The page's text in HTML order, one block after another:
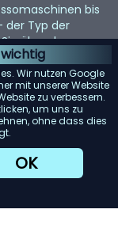
Wir nutzen Google
mit unserer Website
zu verbessern.
um uns zu
ohne dass dies
OK
bis
der Typ der
über den
kann
Maschine mit
Kaffee.
Kapazität des
selteneres
große Haushalte